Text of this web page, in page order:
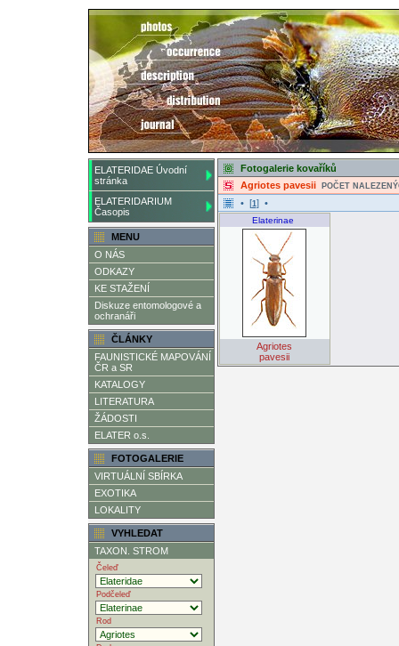
ELATERIDAE Úvodní
stránka
ELATERIDARIUM
Časopis
MENU
O NÁS
ODKAZY
KE STAŽENÍ
Diskuze entomologové a
ochranáři
ČLÁNKY
FAUNISTICKÉ MAPOVÁNÍ
ČR a SR
KATALOGY
LITERATURA
ŽÁDOSTI
ELATER o.s.
FOTOGALERIE
VIRTUÁLNÍ SBÍRKA
EXOTIKA
LOKALITY
VYHLEDAT
TAXON. STROM
Čeleď
Podčeleď
Rod
Fotogalerie kovaříků
Agriotes pavesii
POČET
• [1] •
Elaterinae
Agriotes
pavesii